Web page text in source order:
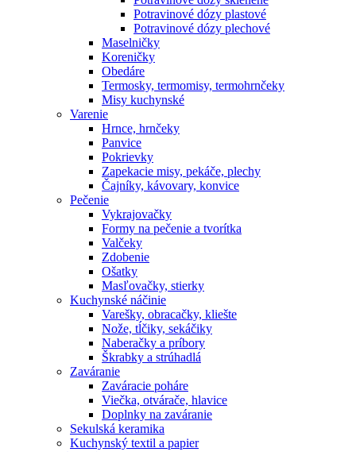
Potravinové dózy plastové
Potravinové dózy plechové
Maselničky
Koreničky
Obedáre
Termosky, termomisy, termohrnčeky
Misy kuchynské
Varenie
Hrnce, hrnčeky
Panvice
Pokrievky
Zapekacie misy, pekáče, plechy
Čajníky, kávovary, konvice
Pečenie
Vykrajovačky
Formy na pečenie a tvorítka
Valčeky
Zdobenie
Ošatky
Masľovačky, stierky
Kuchynské náčinie
Varešky, obracačky, kliešte
Nože, tĺčiky, sekáčiky
Naberačky a príbory
Škrabky a strúhadlá
Zaváranie
Zaváracie poháre
Viečka, otvárače, hlavice
Doplnky na zaváranie
Sekulská keramika
Kuchynský textil a papier